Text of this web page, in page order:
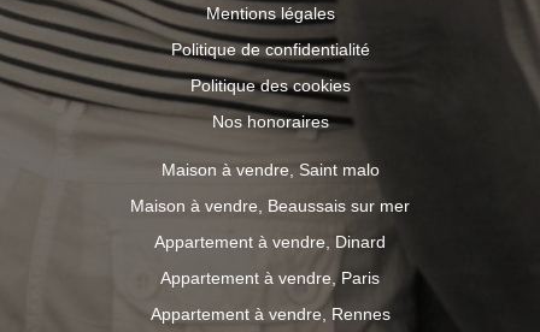
Mentions légales
Politique de confidentialité
Politique des cookies
Nos honoraires
Maison à vendre, Saint malo
Maison à vendre, Beaussais sur mer
Appartement à vendre, Dinard
Appartement à vendre, Paris
Appartement à vendre, Rennes